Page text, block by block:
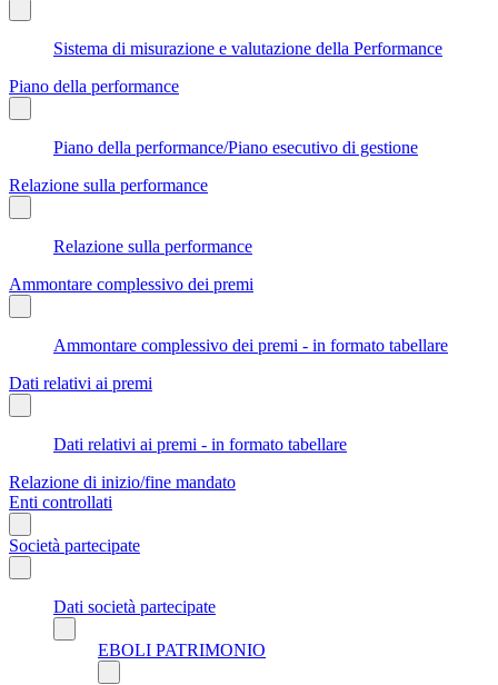
Sistema di misurazione e valutazione della Performance
Piano della performance
Piano della performance/Piano esecutivo di gestione
Relazione sulla performance
Relazione sulla performance
Ammontare complessivo dei premi
Ammontare complessivo dei premi - in formato tabellare
Dati relativi ai premi
Dati relativi ai premi - in formato tabellare
Relazione di inizio/fine mandato
Enti controllati
Società partecipate
Dati società partecipate
EBOLI PATRIMONIO